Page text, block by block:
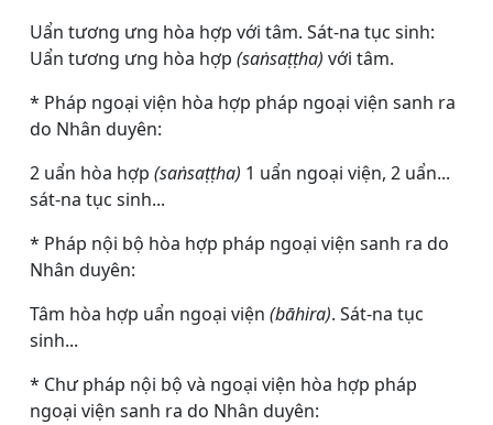
Uẩn tương ưng hòa hợp với tâm. Sát-na tục sinh:
Uẩn tương ưng hòa hợp (saṅsaṭṭha) với tâm.
* Pháp ngoại viện hòa hợp pháp ngoại viện sanh ra
do Nhân duyên:
2 uẩn hòa hợp (saṅsaṭṭha) 1 uẩn ngoại viện, 2 uẩn...
sát-na tục sinh...
* Pháp nội bộ hòa hợp pháp ngoại viện sanh ra do
Nhân duyên:
Tâm hòa hợp uẩn ngoại viện (bāhira). Sát-na tục
sinh...
* Chư pháp nội bộ và ngoại viện hòa hợp pháp
ngoại viện sanh ra do Nhân duyên: